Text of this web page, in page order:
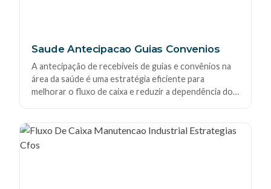
Saude Antecipacao Guias Convenios
A antecipação de recebíveis de guias e convênios na
área da saúde é uma estratégia eficiente para
melhorar o fluxo de caixa e reduzir a dependência dos
custos envolvidos, vantagens, riscos e boas práticas
para clínicas, hospitais e laboratórios.